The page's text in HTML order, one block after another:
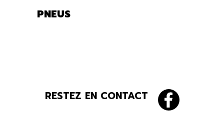
PNEUS
RESTEZ EN CONTACT